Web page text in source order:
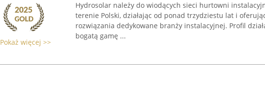
Pokaż więcej >>
Hydrosolar należy do wiodących sieci hurtowni
terenie Polski, działając od ponad trzydziestu lat i
rozwiązania dedykowane branży instalacyjnej. Profil
bogatą gamę ...